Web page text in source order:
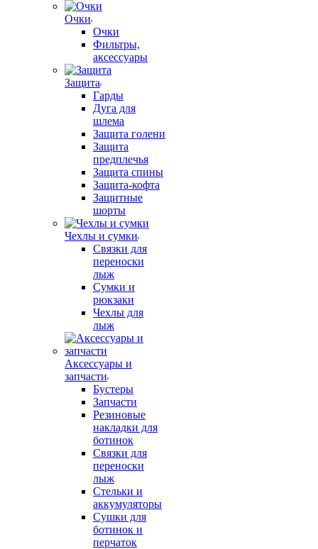
Очки
Очки
Фильтры,
аксессуары
Защита
Гарды
Дуга для
шлема
Защита голени
Защита
предплечья
Защита спины
Защита-кофта
Защитные
шорты
Чехлы и сумки
Связки для
переноски
лыж
Сумки и
рюкзаки
Чехлы для
лыж
Аксессуары и
запчасти
Бустеры
Запчасти
Резиновые
накладки для
ботинок
Связки для
переноски
лыж
Стельки и
аккумуляторы
Сушки для
ботинок и
перчаток